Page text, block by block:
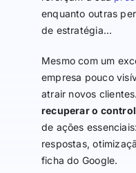
enquanto outras
de estratégia…
Mesmo com um
empresa pouco
atrair novos
recuperar o
de ações essenciais:
respostas,
ficha do Google.